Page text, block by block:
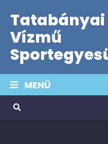
Tatabányai
Vízmű
MENÜ